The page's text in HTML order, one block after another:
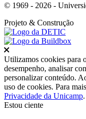
© 1969 - 2026 -
Projeto & Construção
Fechar
Utilizamos cookies para
desempenho, analisar
personalizar conteúdo.
uso de cookies. Para
Privacidade da Unicamp.
Estou ciente